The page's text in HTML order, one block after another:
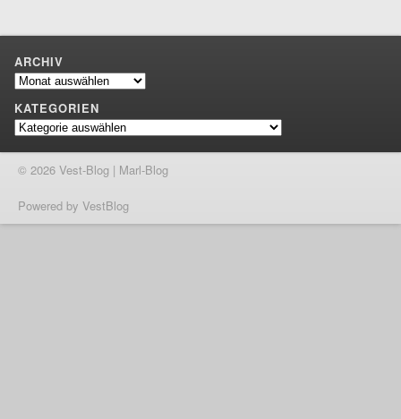
ARCHIV
Archiv
KATEGORIEN
Kategorien
© 2026 Vest-Blog | Marl-Blog
Powered by VestBlog